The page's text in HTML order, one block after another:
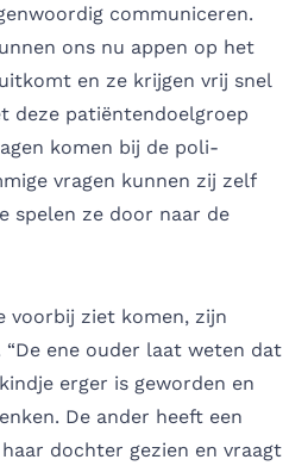
communiceren.
ons nu appen op het
en ze krijgen vrij snel
deze patiëntendoelgroep
komen bij de poli-
vragen kunnen zij zelf
spelen ze door naar de
voorbij ziet komen, zijn
ene ouder laat weten dat
erger is geworden en
De ander heeft een
dochter gezien en vraagt